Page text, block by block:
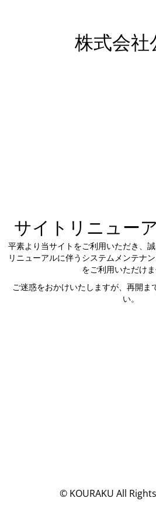
株式会社
サイトリニュー
平素より当サイトをご利用いただき、
リニューアルに伴うシステムメンテナ
をご利用いただけま
ご迷惑をおかけいたしますが、再開ま
い。
© KOURAKU All